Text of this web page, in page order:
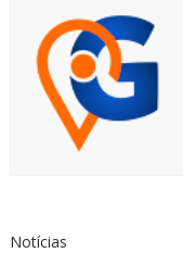
Notícias